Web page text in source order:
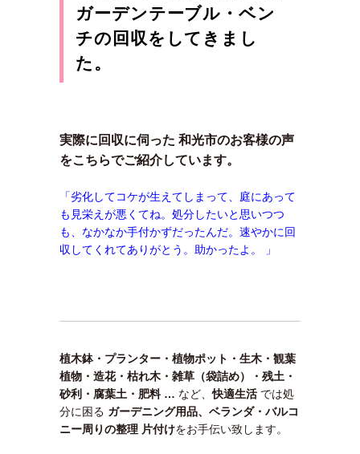
ガーデンテーブル・ベン
チの回収をしてきまし
た。
実際に回収に伺った 和光市のお客様の声
をこちらでご紹介しています。
「劣化してコケが生えてしまって、庭にあって
も見栄えが悪くてね。処分したいと思いつつ
も、なかなか手付かずだったんだ。速やかに回
収してくれてありがとう。助かったよ。 」
植木鉢・プランター・植物ポット・生木・観葉
植物・造花・枯れ木・雑草（袋詰め）・残土・
砂利・腐葉土・肥料 … など、快適生活 では処
分に困る ガーデニング用品、ベランダ・バルコ
ニー周りの整理 片付けをお手伝い致します。